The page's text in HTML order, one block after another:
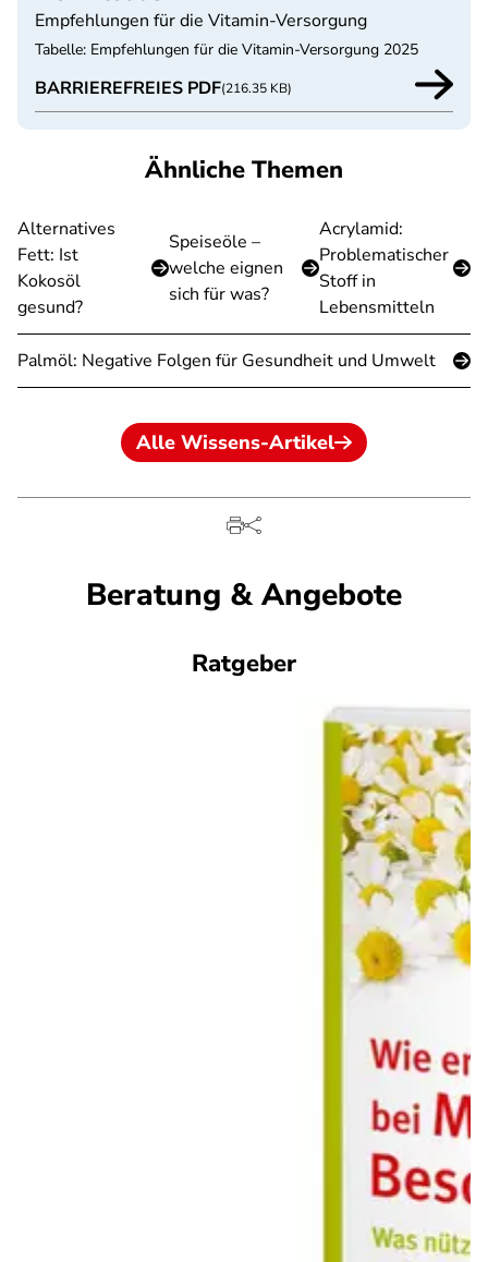
Empfehlungen für die Vitamin-Versorgung
Tabelle: Empfehlungen für die Vitamin-Versorgung 2025
BARRIEREFREIES PDF(216.35 KB)
Ähnliche Themen
Alternatives
Fett: Ist
Kokosöl
gesund?
Speiseöle –
welche eignen
sich für was?
Acrylamid:
Problematischer
Stoff in
Lebensmitteln
Palmöl: Negative Folgen für Gesundheit und Umwelt
Alle Wissens-Artikel
Beratung & Angebote
Ratgeber